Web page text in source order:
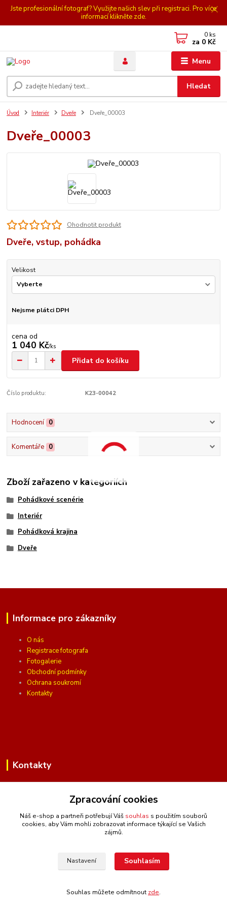
Jste profesionální fotograf? Využijte našich slev při registraci. Pro více
informací klikněte zde.
Menu
Hledat
0 ks
za 0 Kč
Úvod Interiér Dveře Dveře_00003
Dveře_00003
Ohodnotit produkt
Dveře, vstup, pohádka
Velikost
Nejsme plátci DPH
cena od
1 040 Kč/ks
Přidat do košíku
Číslo produktu: K23-00042
Hodnocení 0
Komentáře 0
Zboží zařazeno v kategoriích
Pohádkové scenérie
Interiér
Pohádková krajina
Dveře
Informace pro zákazníky
O nás
Registrace fotografa
Fotogalerie
Obchodní podmínky
Ochrana soukromí
Kontakty
Kontakty
(Po-Pá, 10 - 16 hod.)
info@ceskafotopozadi.cz
Zpracování cookies
Náš e-shop a partneři potřebují Váš souhlas s použitím souborů
cookies, aby Vám mohli zobrazovat informace týkající se Vašich
zájmů.
Nastavení Souhlasím
Souhlas můžete odmítnout zde.